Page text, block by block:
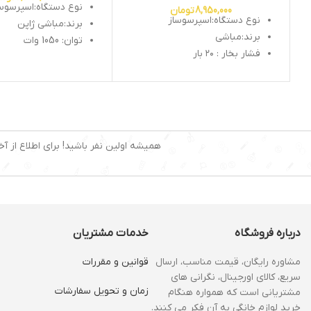
8,950,000تومان
نوع دستگاه:اسپرسوساز
برند:مباشی
فشار بخار : ۲۰ بار
نوع
برند:مباشی ژاپن
توان: 1050 وات
قابلیت تولید کف
قابلیت استفاده
همیشه اولین نفر باشید! برای اطلاع از
درباره فروشگاه
مشاوره رایگان، قیمت مناسب، ارسال
سریع، کالای اورجینال، نگرانی های
مشتریانی است که همواره هنگام
خرید لوازم خانگی به آن فکر می کنند.
خدمات مشتریان
قوانین و مقررات
زمان و‌ تحویل سفارشات